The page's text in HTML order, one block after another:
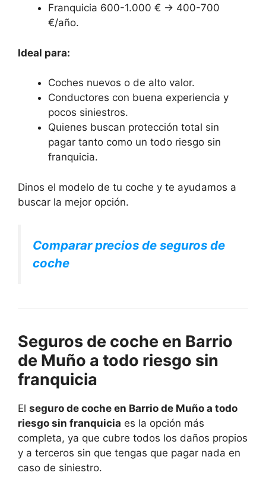
Franquicia 600-1.000 € → 400-700
€/año.
Ideal para:
Coches nuevos o de alto valor.
Conductores con buena experiencia y
pocos siniestros.
Quienes buscan protección total sin
pagar tanto como un todo riesgo sin
franquicia.
Dinos el modelo de tu coche y te ayudamos a
buscar la mejor opción.
Comparar precios de seguros de
coche
Seguros de coche en Barrio
de Muño a todo riesgo sin
franquicia
El seguro de coche en Barrio de Muño a todo
riesgo sin franquicia es la opción más
completa, ya que cubre todos los daños propios
y a terceros sin que tengas que pagar nada en
caso de siniestro.